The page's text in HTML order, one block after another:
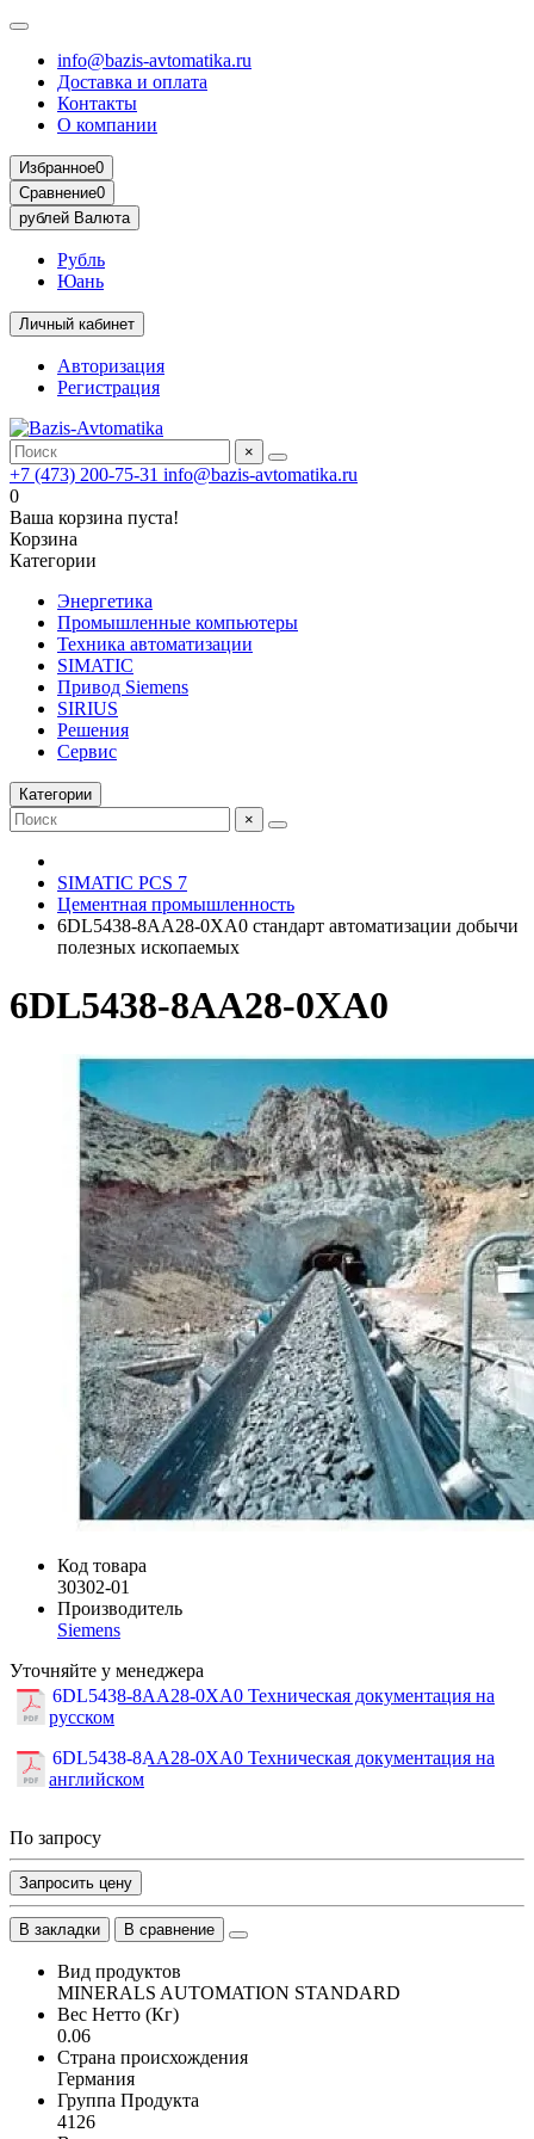
info@bazis-avtomatika.ru
Доставка и оплата
Контакты
О компании
Избранное0
Сравнение0
рублей Валюта
Рубль
Юань
Личный кабинет
Авторизация
Регистрация
×
+7 (473) 200-75-31 info@bazis-avtomatika.ru
0
Ваша корзина пуста!
Корзина
Категории
Энергетика
Промышленные компьютеры
Техника автоматизации
SIMATIC
Привод Siemens
SIRIUS
Решения
Сервис
Категории
×
SIMATIC PCS 7
Цементная промышленность
6DL5438-8AA28-0XA0 стандарт автоматизации добычи
полезных ископаемых
6DL5438-8AA28-0XA0
Код товара
30302-01
Производитель
Siemens
Уточняйте у менеджера
6DL5438-8AA28-0XA0 Техническая документация на
русском
6DL5438-8AA28-0XA0 Техническая документация на
английском
По запросу
Запросить цену
В закладки В сравнение
Вид продуктов
MINERALS AUTOMATION STANDARD
Вес Нетто (Кг)
0.06
Страна происхождения
Германия
Группа Продукта
4126